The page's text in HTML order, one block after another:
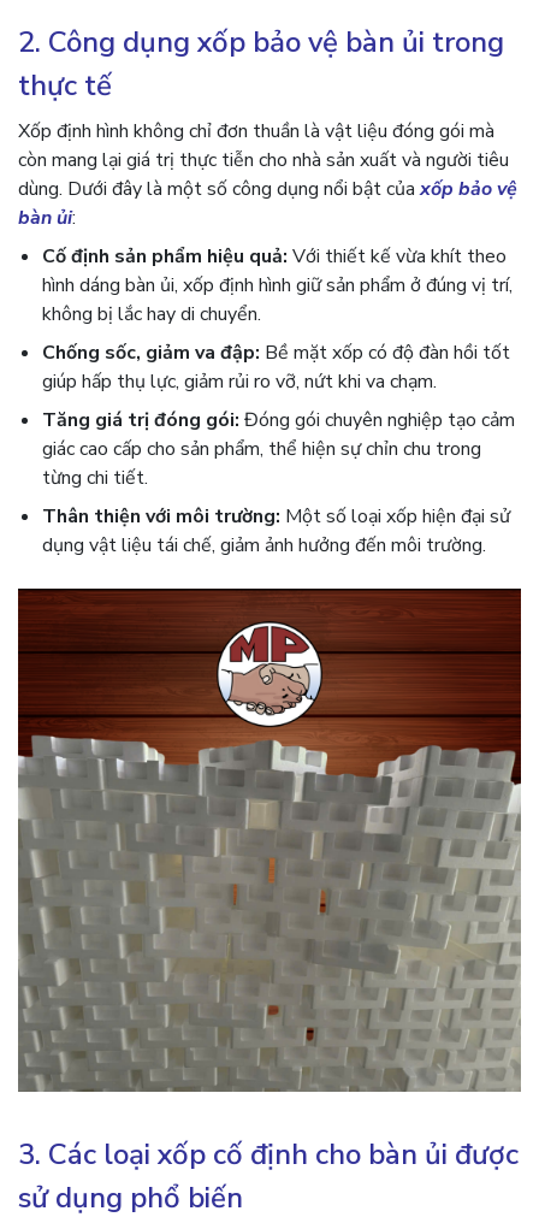
2. Công dụng xốp bảo vệ bàn ủi trong
thực tế
Xốp định hình không chỉ đơn thuần là vật liệu đóng gói mà
còn mang lại giá trị thực tiễn cho nhà sản xuất và người tiêu
dùng. Dưới đây là một số công dụng nổi bật củaxốp bảo vệ
bàn ủi:
Cố định sản phẩm hiệu quả: Với thiết kế vừa khít theo
hình dáng bàn ủi, xốp định hình giữ sản phẩm ở đúng vị trí,
không bị lắc hay di chuyển.
Chống sốc, giảm va đập: Bề mặt xốp có độ đàn hồi tốt
giúp hấp thụ lực, giảm rủi ro vỡ, nứt khi va chạm.
Tăng giá trị đóng gói: Đóng gói chuyên nghiệp tạo cảm
giác cao cấp cho sản phẩm, thể hiện sự chỉn chu trong
từng chi tiết.
Thân thiện với môi trường: Một số loại xốp hiện đại sử
dụng vật liệu tái chế, giảm ảnh hưởng đến môi trường.
3. Các loại xốp cố định cho bàn ủi được
sử dụng phổ biến